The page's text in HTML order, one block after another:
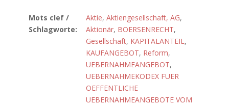
Mots clef /
Schlagworte:
Aktie, Aktiengesellschaft, AG,
Aktionär, BOERSENRECHT,
Gesellschaft, KAPITALANTEIL,
KAUFANGEBOT, Reform,
UEBERNAHMEANGEBOT,
UEBERNAHMEKODEX FUER
OEFFENTLICHE
UEBERNAHMEANGEBOTE VOM